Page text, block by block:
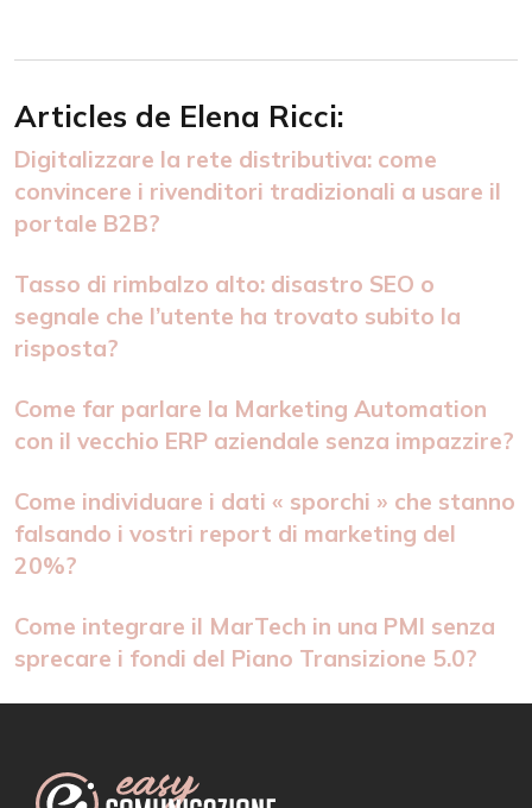
Articles de Elena Ricci:
Digitalizzare la rete distributiva: come
convincere i rivenditori tradizionali a usare il
portale B2B?
Tasso di rimbalzo alto: disastro SEO o
segnale che l’utente ha trovato subito la
risposta?
Come far parlare la Marketing Automation
con il vecchio ERP aziendale senza impazzire?
Come individuare i dati « sporchi » che stanno
falsando i vostri report di marketing del
20%?
Come integrare il MarTech in una PMI senza
sprecare i fondi del Piano Transizione 5.0?